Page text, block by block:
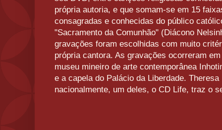
própria autoria, e que somam-se em 15
consagradas e conhecidas do público
"Sacramento da Comunhão" (Diácono
gravações foram escolhidas com muito
própria cantora. As gravações ocorreram
museu mineiro de arte contemporânea
e a capela do Palácio da Liberdade.
nacionalmente, um deles, o CD Life, traz o